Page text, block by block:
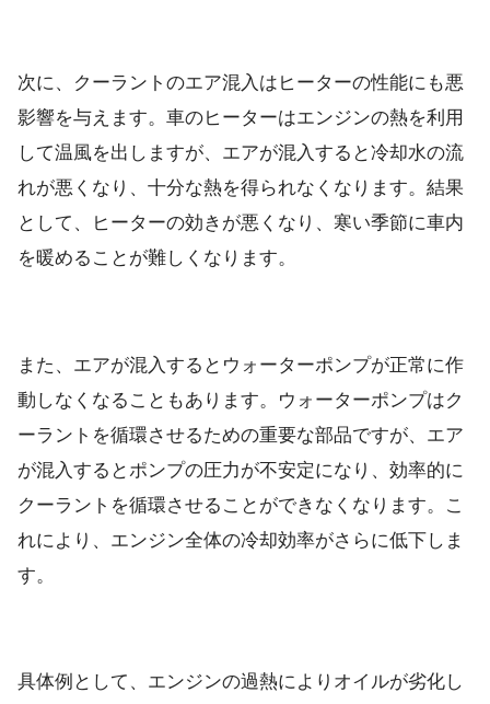
次に、クーラントのエア混入はヒーターの性能にも悪
影響を与えます。車のヒーターはエンジンの熱を利用
して温風を出しますが、エアが混入すると冷却水の流
れが悪くなり、十分な熱を得られなくなります。結果
として、ヒーターの効きが悪くなり、寒い季節に車内
を暖めることが難しくなります。
また、エアが混入するとウォーターポンプが正常に作
動しなくなることもあります。ウォーターポンプはク
ーラントを循環させるための重要な部品ですが、エア
が混入するとポンプの圧力が不安定になり、効率的に
クーラントを循環させることができなくなります。こ
れにより、エンジン全体の冷却効率がさらに低下しま
す。
具体例として、エンジンの過熱によりオイルが劣化し